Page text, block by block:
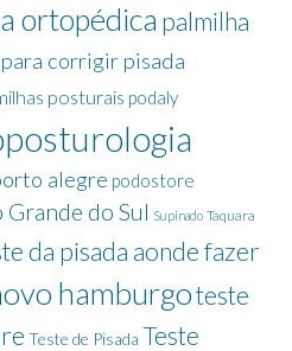
ortopédica palmilha
corrigir pisada
posturais podaly
alegre podostore
Grande do Sul Supinado Taquara
da pisada aonde fazer
hamburgoteste
Teste de Pisada Teste